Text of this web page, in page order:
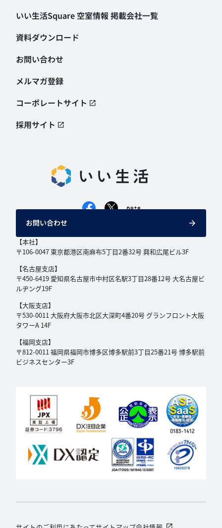
【本社】
〒106-0047 東京都港区南麻布5丁目2番32号興和広尾ビル3F
【名古屋支店】
〒450-6419 愛知県名古屋市中村区名駅3丁目28番12号 大名古屋ビ
ルヂング19F
【大阪支店】
〒530-0011 大阪府大阪市北区大深町4番20号 グランフロント大阪
タワーA 14F
【福岡支店】
〒812-0011 福岡県福岡市博多区博多駅前3丁目25番21号 博多駅前
ビジネスセンター3F
お問い合わせ
いい生活Square 空室情報掲載会社一覧
資料ダウンロード
お問い合わせ
メルマガ登録
コーポレートサイト
採用サイト